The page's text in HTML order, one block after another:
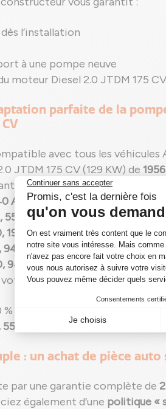
l’installation
à une pompe neuve
Diesel 2.0 JTDM 175 CV
parfaite de la
avec tous les véhicules
JTDM 175 CV (129 KW) de
lescodes moteurs suivants :
A4.000, 940 B4.000, 940
55263087, 55263088, 844
A3.000, 263 A3.000, 263
A5.000, 939 B5.000,
A 3.000, A 16 FDH, A 16 FDL,
véhicule.
conforme aux références
: un achat de pièce auto
par une garantie complète de
également d’une politique «